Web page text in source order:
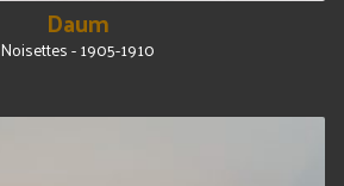
Daum
Noisettes - 1905-1910